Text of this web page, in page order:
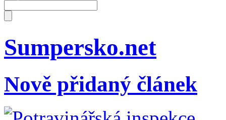
Sumpersko.net
Nově přidaný článek